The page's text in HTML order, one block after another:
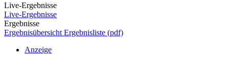
Live-Ergebnisse
Live-Ergebnisse
Ergebnisse
Ergebnisübersicht Ergebnisliste (pdf)
Anzeige